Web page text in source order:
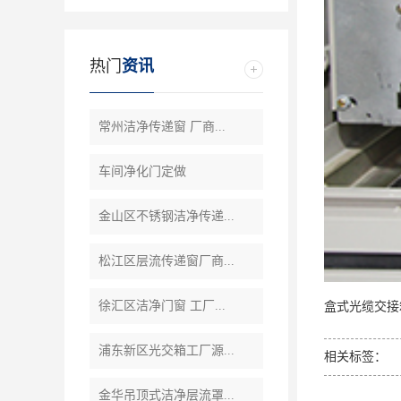
盒式光缆交
相关标签：
热门 资讯
常州洁净传递窗 厂商...
车间净化门定做
金山区不锈钢洁净传递...
松江区层流传递窗厂商...
徐汇区洁净门窗 工厂...
浦东新区光交箱工厂源...
金华吊顶式洁净层流罩...